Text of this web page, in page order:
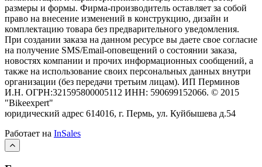
размеры и формы. Фирма-производитель оставляет за собой
право на внесение изменений в конструкцию, дизайн и
комплектацию товара без предварительного уведомления.
При создании заказа на данном ресурсе вы даете свое согласие
на получение SMS/Email-оповещений о состоянии заказа,
новостях компании и прочих информационных сообщений, а
также на использование своих персональных данных внутри
организации (без передачи третьим лицам). ИП Перминов
И.Н. ОГРН:321595800005112 ИНН: 590699152066. © 2015
"Bikeexpert"
юридический адрес 614016, г. Пермь, ул. Куйбышева д.54
Работает на InSales